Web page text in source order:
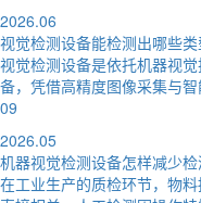
2026.06
视觉检测设备能检测出哪些类
视觉检测设备是依托机器视
备，凭借高精度图像采集与
09
2026.05
机器视觉检测设备怎样减少检
在工业生产的质检环节，物